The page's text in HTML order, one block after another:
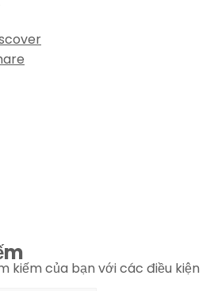
kiếm của bạn với các điều kiện